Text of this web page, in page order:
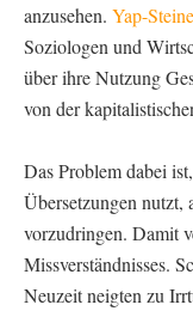
anzusehen. Yap-Steine
Soziologen und
über ihre Nutzung
von der
Das Problem dabei
Übersetzungen nutzt,
vorzudringen. Damit
Missverständnisses.
Neuzeit neigten zu